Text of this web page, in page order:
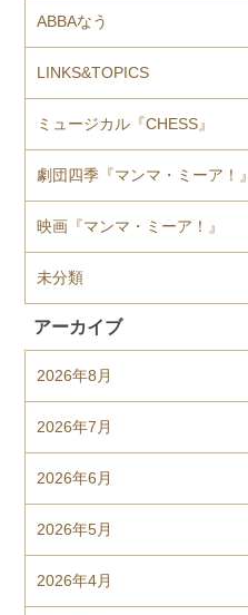
ABBAなう
LINKS&TOPICS
ミュージカル『CHESS』
劇団四季『マンマ・ミーア！』
映画『マンマ・ミーア！』
未分類
アーカイブ
2026年8月
2026年7月
2026年6月
2026年5月
2026年4月